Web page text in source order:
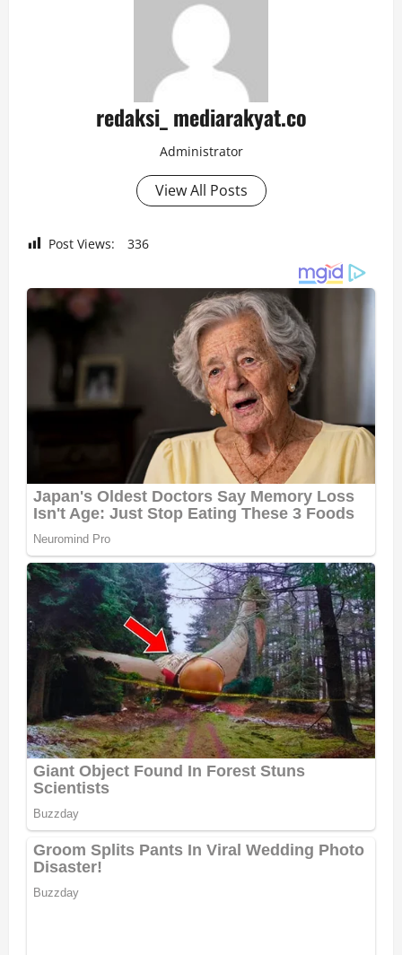
redaksi_ mediarakyat.co
Administrator
View All Posts
Post Views: 336